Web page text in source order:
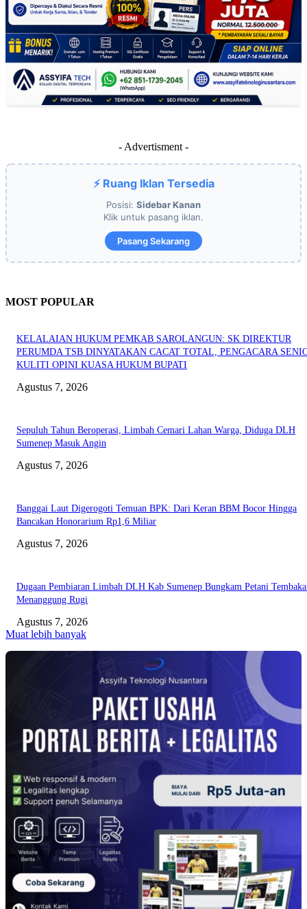
- Advertisment -
⚡ Ruang Iklan Tersedia
Posisi: Sidebar Kanan
Klik untuk pasang iklan.
Pasang Sekarang
MOST POPULAR
KELALAIAN HUKUM PEMKAB SAROLANGUN: SK DIREKTUR
PERUMDA TSB DINYATAKAN CACAT TOTAL, PENGACARA
KULITI OPINI KUASA HUKUM BUPATI
Agustus 7, 2026
Sepuluh Tahun Beroperasi, Limbah Cemari Lahan Warga, Diduga DLH
Sumenep Masuk Angin
Agustus 7, 2026
Banggai Laut Digerogoti Temuan BPK: Dari Keran BBM Bocor Hingga
Bancakan Honorarium Rp1,6 Miliar
Agustus 7, 2026
Dugaan Pembiaran Limbah DLH Kab Sumenep Bungkam Petani
Menanggung Rugi
Agustus 7, 2026
Muat lebih banyak